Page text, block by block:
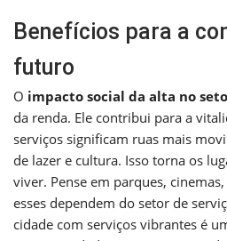
Benefícios para a
futuro
O impacto social da alta no
da renda. Ele contribui para a
serviços significam ruas mais
de lazer e cultura. Isso torna os
viver. Pense em parques,
esses dependem do setor de
cidade com serviços vibrantes é